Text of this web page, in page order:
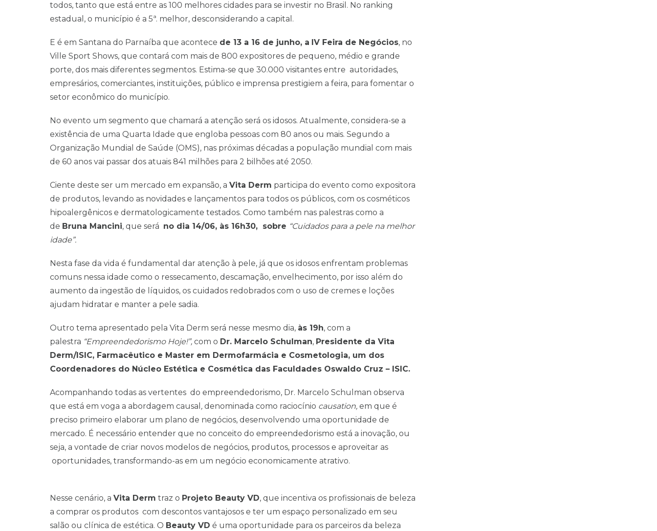
todos, tanto que está entre as 100 melhores cidades para se investir no Brasil. No ranking
estadual, o município é a 5ª. melhor, desconsiderando a capital.
E é em Santana do Parnaíba que acontece de 13 a 16 de junho, a IV Feira de Negócios, no
Ville Sport Shows, que contará com mais de 800 expositores de pequeno, médio e grande
porte, dos mais diferentes segmentos. Estima-se que 30.000 visitantes entre autoridades,
empresários, comerciantes, instituições, público e imprensa prestigiem a feira, para fomentar o
setor econômico do município.
No evento um segmento que chamará a atenção será os idosos. Atualmente, considera-se a
existência de uma Quarta Idade que engloba pessoas com 80 anos ou mais. Segundo a
Organização Mundial de Saúde (OMS), nas próximas décadas a população mundial com mais
de 60 anos vai passar dos atuais 841 milhões para 2 bilhões até 2050.
Ciente deste ser um mercado em expansão, a Vita Derm participa do evento como expositora
de produtos, levando as novidades e lançamentos para todos os públicos, com os cosméticos
hipoalergênicos e dermatologicamente testados. Como também nas palestras como a
de Bruna Mancini, que será no dia 14/06, às 16h30, sobre “Cuidados para a pele na melhor
idade”.
Nesta fase da vida é fundamental dar atenção à pele, já que os idosos enfrentam problemas
comuns nessa idade como o ressecamento, descamação, envelhecimento, por isso além do
aumento da ingestão de líquidos, os cuidados redobrados com o uso de cremes e loções
ajudam hidratar e manter a pele sadia.
Outro tema apresentado pela Vita Derm será nesse mesmo dia, às 19h, com a
palestra “Empreendedorismo Hoje!”, com o Dr. Marcelo Schulman, Presidente da Vita
Derm/ISIC, Farmacêutico e Master em Dermofarmácia e Cosmetologia, um dos
Coordenadores do Núcleo Estética e Cosmética das Faculdades Oswaldo Cruz – ISIC.
Acompanhando todas as vertentes do empreendedorismo, Dr. Marcelo Schulman observa
que está em voga a abordagem causal , denominada como raciocínio causation, em que é
preciso primeiro elaborar um plano de negócios, desenvolvendo uma oportunidade de
mercado. É necessário entender que no conceito do empreendedorismo está a inovação, ou
seja, a vontade de criar novos modelos de negócios, produtos, processos e aproveitar as
oportunidades, transformando-as em um negócio economicamente atrativo.
Nesse cenário, a Vita Derm traz o Projeto Beauty VD, que incentiva os profissionais de beleza
a comprar os produtos com descontos vantajosos e ter um espaço personalizado em seu
salão ou clínica de estética. O Beauty VD é uma oportunidade para os parceiros da beleza